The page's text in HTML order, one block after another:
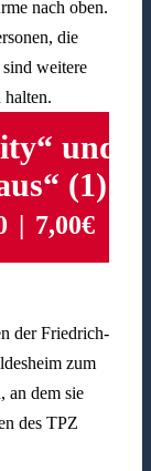
und
(1)
7,00€
der Friedrich-
zum
an dem sie
des TPZ